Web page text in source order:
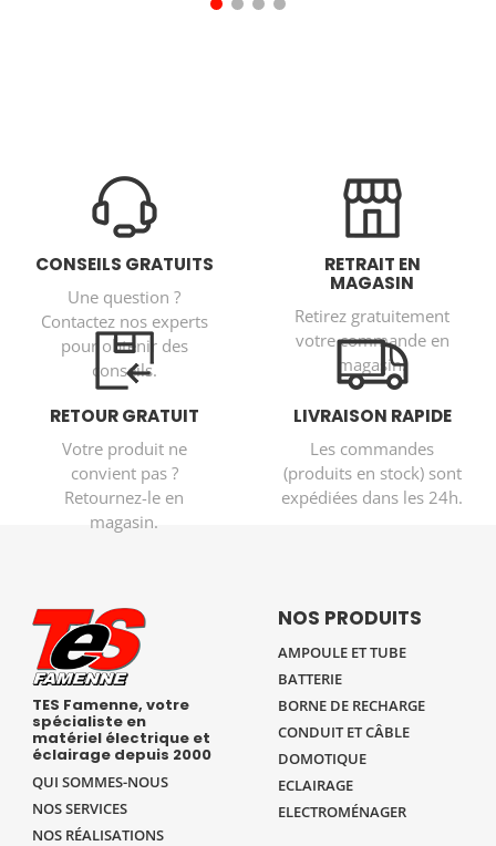
CONSEILS GRATUITS
Une question ?
Contactez nos experts
pour obtenir des
conseils.
RETRAIT EN
MAGASIN
Retirez gratuitement
votre commande en
magasin.
RETOUR GRATUIT
Votre produit ne
convient pas ?
Retournez-le en
magasin.
LIVRAISON RAPIDE
Les commandes
(produits en stock) sont
expédiées dans les 24h.
TES Famenne, votre
spécialiste en
matériel électrique et
éclairage depuis 2000
QUI SOMMES-NOUS
NOS SERVICES
NOS RÉALISATIONS
NOS PRODUITS
AMPOULE ET TUBE
BATTERIE
BORNE DE RECHARGE
CONDUIT ET CÂBLE
DOMOTIQUE
ECLAIRAGE
ELECTROMÉNAGER